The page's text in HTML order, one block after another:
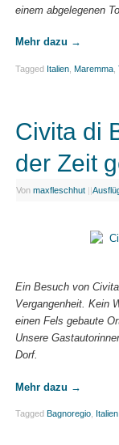
einem abgelegenen
Mehr dazu →
Tagged Italien, Maremma,
Civita di
der Zeit
Von maxfleschhut ||
Ein Besuch von
Vergangenheit. Kein
einen Fels gebaute
Unsere
Dorf.
Mehr dazu →
Tagged Bagnoregio, Italien,